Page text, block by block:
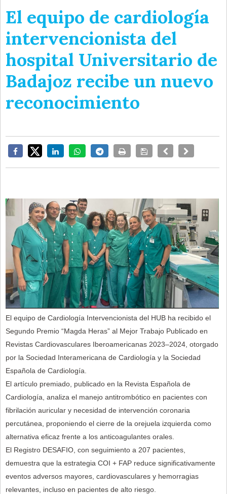
El equipo de cardiología
intervencionista del
hospital Universitario de
Badajoz recibe un nuevo
reconocimiento
El equipo de Cardiología Intervencionista del HUB ha recibido el
Segundo Premio “Magda Heras” al Mejor Trabajo Publicado en
Revistas Cardiovasculares Iberoamericanas 2023–2024, otorgado
por la Sociedad Interamericana de Cardiología y la Sociedad
Española de Cardiología.
El artículo premiado, publicado en la Revista Española de
Cardiología, analiza el manejo antitrombótico en pacientes con
fibrilación auricular y necesidad de intervención coronaria
percutánea, proponiendo el cierre de la orejuela izquierda como
alternativa eficaz frente a los anticoagulantes orales.
El Registro DESAFIO, con seguimiento a 207 pacientes,
demuestra que la estrategia COI + FAP reduce significativamente
eventos adversos mayores, cardiovasculares y hemorragias
relevantes, incluso en pacientes de alto riesgo.